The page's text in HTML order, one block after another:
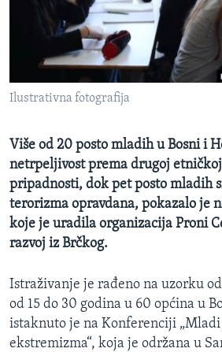
MAGAZIN
O GLASU AMERIKE
Learning English
Jezici
Ilustrativna fotografija
Više od 20 posto mladih u Bosni i
netrpeljivost prema drugoj
pripadnosti, dok pet posto mladih
terorizma opravdana, pokazalo je
koje je uradila organizacija Proni
razvoj iz Brčkog.
Istraživanje je rađeno na uzorku
od 15 do 30 godina u 60 općina u
istaknuto je na Konferenciji
ekstremizma“, koja je održana u